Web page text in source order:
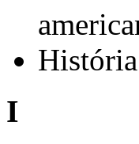
I